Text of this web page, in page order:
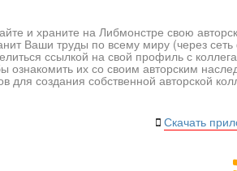
и храните на Либмонстре свою
Ваши труды по всему миру (через
ссылкой на свой профиль с
ознакомить их со своим авторским
для создания собственной авторской
Скачать